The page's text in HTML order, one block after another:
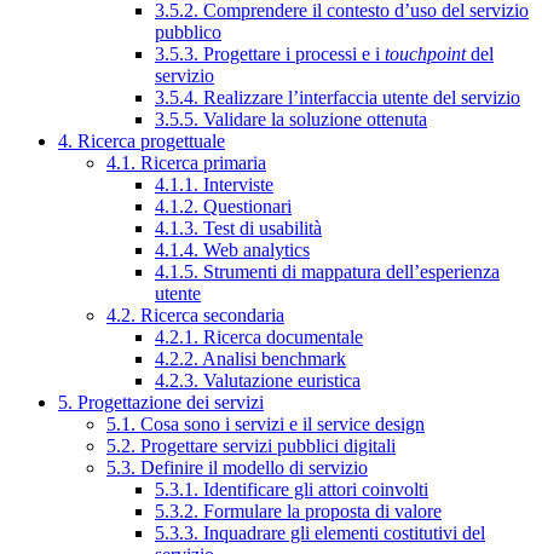
3.5.2. Comprendere il contesto d’uso del servizio
pubblico
3.5.3. Progettare i processi e i touchpointdel
servizio
3.5.4. Realizzare l’interfaccia utente del servizio
3.5.5. Validare la soluzione ottenuta
4. Ricerca progettuale
4.1. Ricerca primaria
4.1.1. Interviste
4.1.2. Questionari
4.1.3. Test di usabilità
4.1.4. Web analytics
4.1.5. Strumenti di mappatura dell’esperienza
utente
4.2. Ricerca secondaria
4.2.1. Ricerca documentale
4.2.2. Analisi benchmark
4.2.3. Valutazione euristica
5. Progettazione dei servizi
5.1. Cosa sono i servizi e il service design
5.2. Progettare servizi pubblici digitali
5.3. Definire il modello di servizio
5.3.1. Identificare gli attori coinvolti
5.3.2. Formulare la proposta di valore
5.3.3. Inquadrare gli elementi costitutivi del